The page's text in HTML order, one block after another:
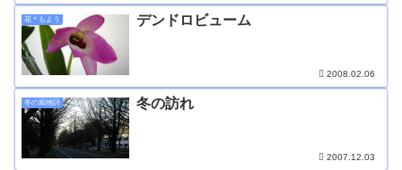
花＊もよう デンドロビューム
2008.02.06
冬の風物詩 冬の訪れ
2007.12.03